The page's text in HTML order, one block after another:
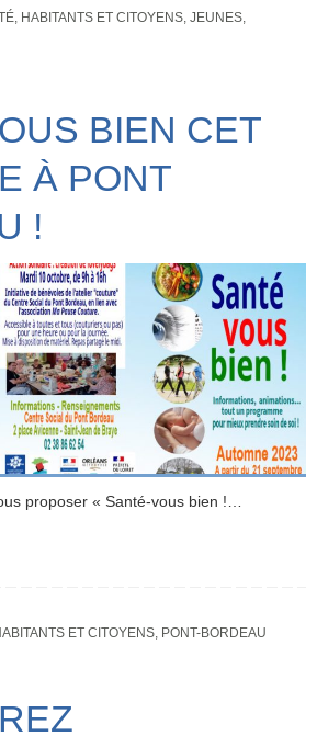
, HABITANTS ET CITOYENS, JEUNES,
BIEN CET
À PONT
!
proposer « Santé-vous bien !…
ET CITOYENS, PONT-BORDEAU